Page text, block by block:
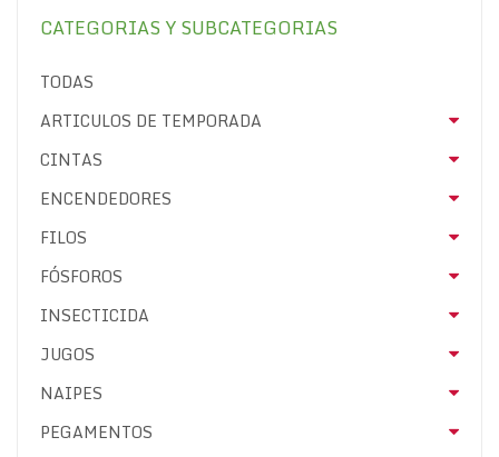
CATEGORIAS Y SUBCATEGORIAS
TODAS
ARTICULOS DE TEMPORADA
CINTAS
ENCENDEDORES
FILOS
FÓSFOROS
INSECTICIDA
JUGOS
NAIPES
PEGAMENTOS